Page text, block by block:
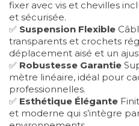
fixer avec vis et chevilles
et sécurisée.
✅ Suspension Flexible
transparents et crochets
déplacement aisé et un
✅ Robustesse Garantie
mètre linéaire, idéal pour
professionnelles.
✅ Esthétique Élégante
et moderne qui s’intègre